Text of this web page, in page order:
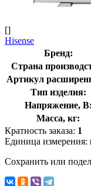
[]
Hisense
Бренд:
Страна
Артикул
Тип изделия:
Напряжение, В:
Масса, кг:
Кратность заказа: 1
Единица измерения:
Сохранить или